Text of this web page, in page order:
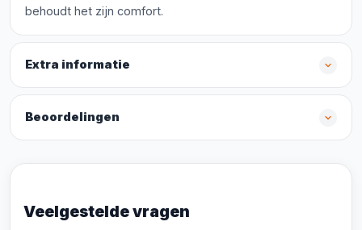
behoudt het zijn comfort.
Extra informatie
Beoordelingen
Veelgestelde vragen